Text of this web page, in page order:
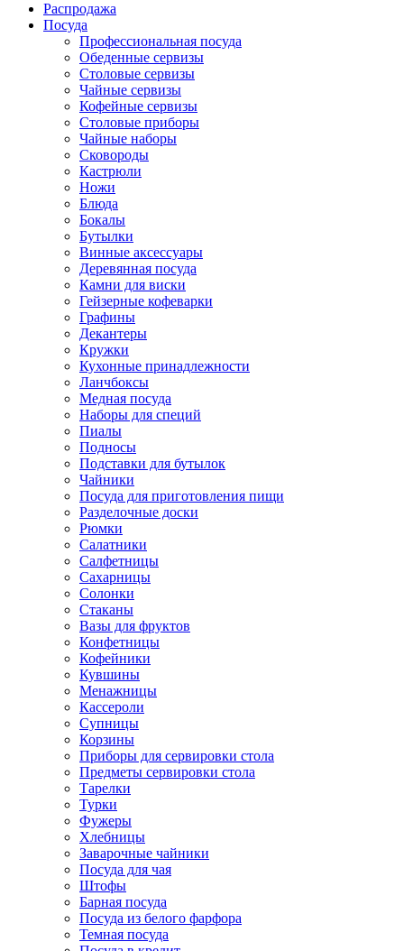
Распродажа
Посуда
Профессиональная посуда
Обеденные сервизы
Столовые сервизы
Чайные сервизы
Кофейные сервизы
Столовые приборы
Чайные наборы
Сковороды
Кастрюли
Ножи
Блюда
Бокалы
Бутылки
Винные аксессуары
Деревянная посуда
Камни для виски
Гейзерные кофеварки
Графины
Декантеры
Кружки
Кухонные принадлежности
Ланчбоксы
Медная посуда
Наборы для специй
Пиалы
Подносы
Подставки для бутылок
Чайники
Посуда для приготовления пищи
Разделочные доски
Рюмки
Салатники
Салфетницы
Сахарницы
Солонки
Стаканы
Вазы для фруктов
Конфетницы
Кофейники
Кувшины
Менажницы
Кассероли
Супницы
Корзины
Приборы для сервировки стола
Предметы сервировки стола
Тарелки
Турки
Фужеры
Хлебницы
Заварочные чайники
Посуда для чая
Штофы
Барная посуда
Посуда из белого фарфора
Темная посуда